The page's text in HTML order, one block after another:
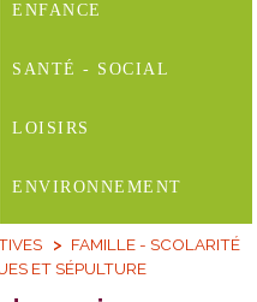
ENFANCE
SANTÉ - SOCIAL
LOISIRS
ENVIRONNEMENT
FAMILLE - SCOLARITÉ
ET SÉPULTURE